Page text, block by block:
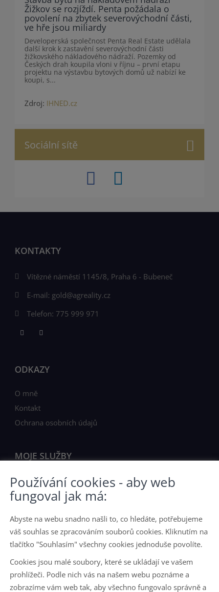
Žižkov se rozjíždí. Penta požádala o
povolení na zbytek severovýchodní části,
ve hře jsou miliardy
Developerská společnost Penta Real Estate udělala
další krok k zastavění severovýchodní části
žižkovského nákladového nádraží. Pozemky od
Českých drah koupila vloni v říjnu – první etapu
projektu na výstavbu bytových domů už nabízí ke
koupi, s...
Zdroj: IHNED.cz
Sociální sítě
KONTAKTY
Vítězné náměstí 1145/8, Praha 6 - Bubeneč
E-mail: gold@agreality.cz
Telefon: 775 999 971
ODKAZY
O mně
Kontakt
Ochrana osobních údajů
MOJE SLUŽBY
Chci prodat nemovitost
Nabídka nemovitostí
JAK PRACUJI
Jak pracuji
Používání cookies - aby web
fungoval jak má:
Abyste na webu snadno našli to, co hledáte, potřebujeme
váš souhlas se zpracováním souborů cookies. Kliknutím na
tlačítko "Souhlasím" všechny cookies jednoduše povolíte.
Cookies jsou malé soubory, které se ukládají ve vašem
prohlížeči. Podle nich vás na našem webu poznáme a
zobrazíme vám web tak, aby všechno fungovalo správně a